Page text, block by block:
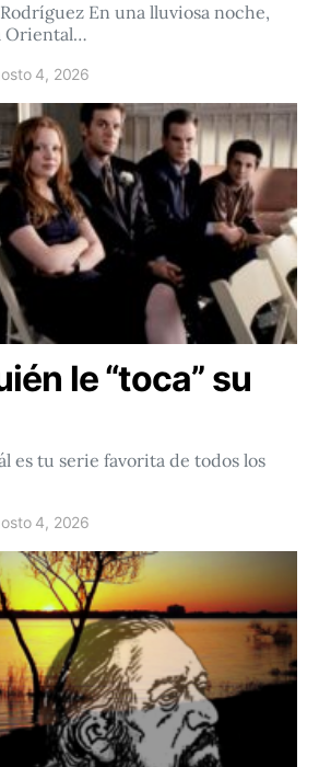
En una lluviosa noche,
Oriental…
4, 2026
le “toca” su
es tu serie favorita de todos los
4, 2026